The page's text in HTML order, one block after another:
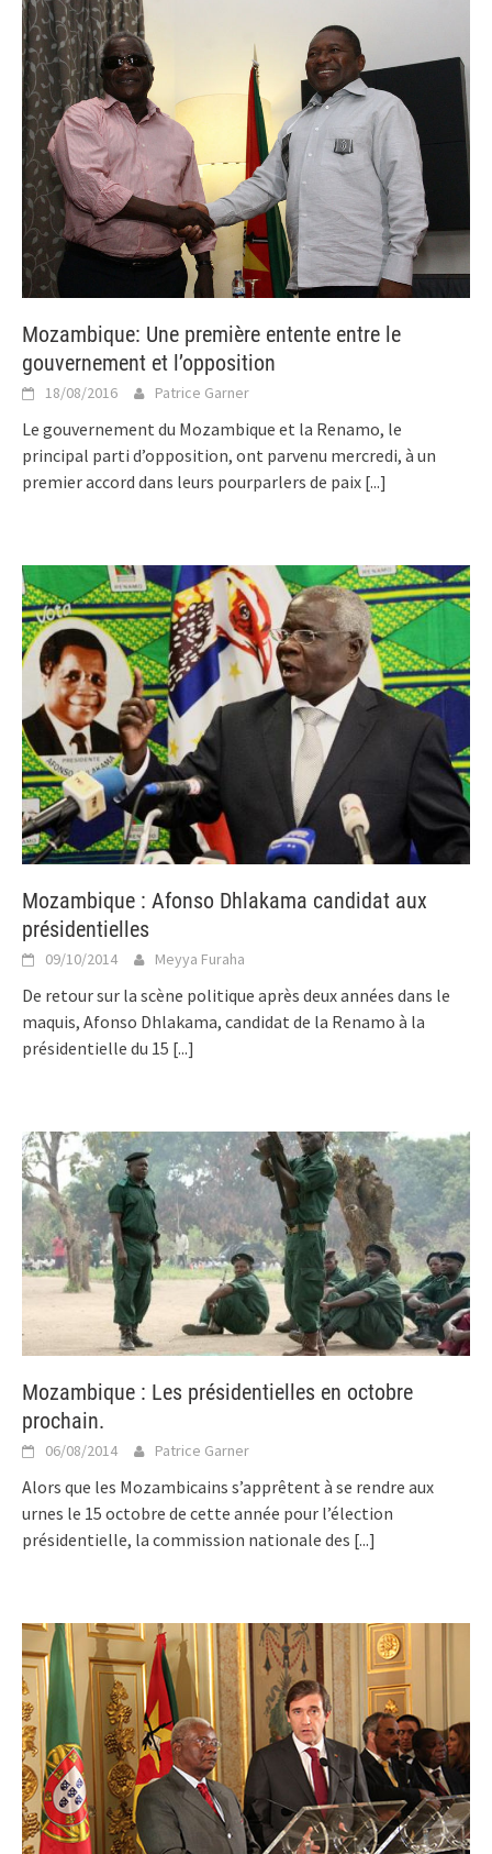
Mozambique: Une première entente entre le
gouvernement et l’opposition
18/08/2016 Patrice Garner
Le gouvernement du Mozambique et la Renamo, le
principal parti d’opposition, ont parvenu mercredi, à un
premier accord dans leurs pourparlers de paix [...]
Mozambique : Afonso Dhlakama candidat aux
présidentielles
09/10/2014 Meyya Furaha
De retour sur la scène politique après deux années dans le
maquis, Afonso Dhlakama, candidat de la Renamo à la
présidentielle du 15 [...]
Mozambique : Les présidentielles en octobre
prochain.
06/08/2014 Patrice Garner
Alors que les Mozambicains s’apprêtent à se rendre aux
urnes le 15 octobre de cette année pour l’élection
présidentielle, la commission nationale des [...]